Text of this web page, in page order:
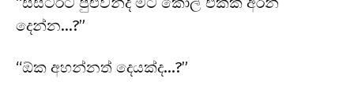
දෙන්න…?”
“ඕක අහන්නත් දෙයක්ද…?”